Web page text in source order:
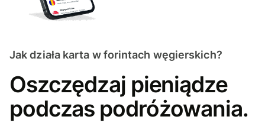
Oszczędzaj pieniądze
podczas podróżowania.
Jak działa karta w forintach węgierskich?